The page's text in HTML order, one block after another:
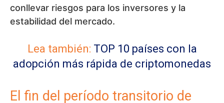
conllevar riesgos para los inversores y la
estabilidad del mercado.
Lea también: TOP 10 países con la
adopción más rápida de criptomonedas
El fin del período transitorio de